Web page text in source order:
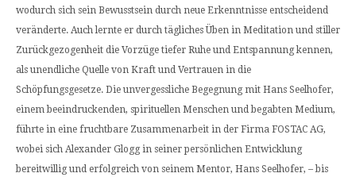
wodurch sich sein Bewusstsein durch neue Erkenntnisse entscheidend
veränderte. Auch lernte er durch tägliches Üben in Meditation und stiller
Zurückgezogenheit die Vorzüge tiefer Ruhe und Entspannung kennen,
als unendliche Quelle von Kraft und Vertrauen in die
Schöpfungsgesetze. Die unvergessliche Begegnung mit Hans Seelhofer,
einem beeindruckenden, spirituellen Menschen und begabten Medium,
führte in eine fruchtbare Zusammenarbeit in der Firma FOSTAC AG,
wobei sich Alexander Glogg in seiner persönlichen Entwicklung
bereitwillig und erfolgreich von seinem Mentor, Hans Seelhofer, – bis